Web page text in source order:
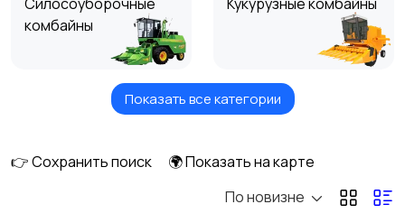
комбайны
Зерноуборочные
Свеклоуборочные
Кормоуборочные
Показать все категории
👉 Сохранить поиск
🌍 Показать на карте
По новизне